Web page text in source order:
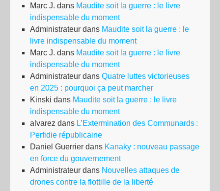
Marc J. dans Maudite soit la guerre : le livre
indispensable du moment
Administrateur dans Maudite soit la guerre : le
livre indispensable du moment
Marc J. dans Maudite soit la guerre : le livre
indispensable du moment
Administrateur dans Quatre luttes victorieuses
en 2025 : pourquoi ça peut marcher
Kinski dans Maudite soit la guerre : le livre
indispensable du moment
alvarez dans L’Extermination des Communards :
Perfidie républicaine
Daniel Guerrier dans Kanaky : nouveau passage
en force du gouvernement
Administrateur dans Nouvelles attaques de
drones contre la flottille de la liberté